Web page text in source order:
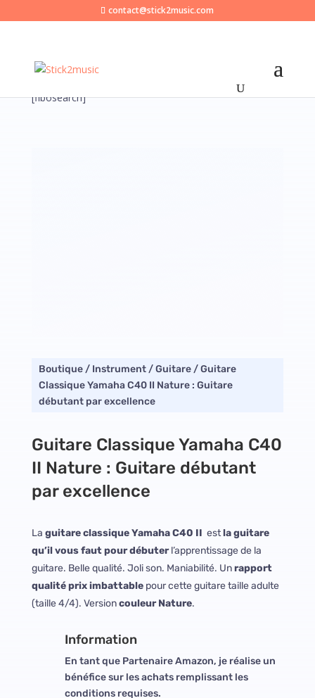
contact@stick2music.com
[fibosearch]
Boutique/ Instrument/Guitare/ Guitare
Classique Yamaha C40 II Nature : Guitare
débutant par excellence
Guitare Classique Yamaha C40
II Nature : Guitare débutant
par excellence
La guitare classique Yamaha C40 II estla guitare
qu’il vous faut pour débuterl’apprentissage de la
guitare. Belle qualité. Joli son. Maniabilité. Unrapport
qualité prix imbattablepour cette guitare taille adulte
(taille 4/4). Versioncouleur Nature.
Information
En tant que Partenaire Amazon, je réalise un
bénéfice sur les achats remplissant les
conditions requises.